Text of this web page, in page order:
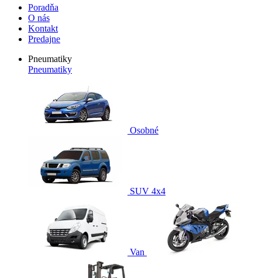
Poradňa
O nás
Kontakt
Predajne
Pneumatiky
Pneumatiky
Osobné
SUV 4x4
Van